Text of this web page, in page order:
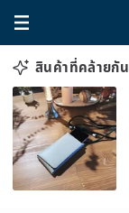
สินค้าที่คล้ายกัน